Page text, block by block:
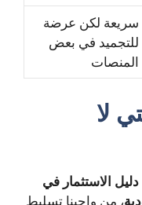
سريعة لكن عرضة
للتجميد في بعض
المنصات
لا
دليل الاستثمار في
، من واجبنا تسليط